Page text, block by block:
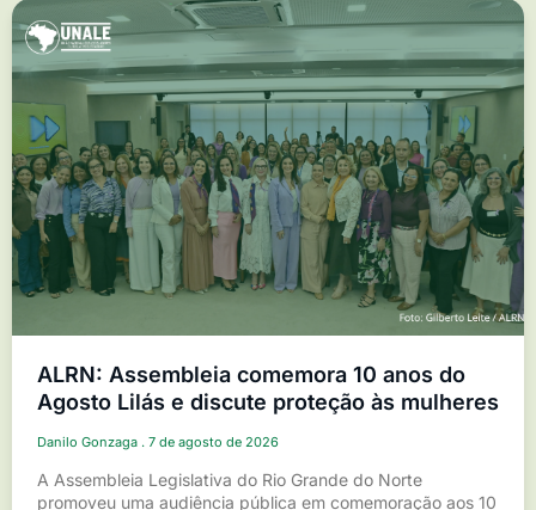
ALRN: Assembleia comemora 10 anos do
Agosto Lilás e discute proteção às mulheres
Danilo Gonzaga 7 de agosto de 2026
A Assembleia Legislativa do Rio Grande do Norte
promoveu uma audiência pública em comemoração aos 10